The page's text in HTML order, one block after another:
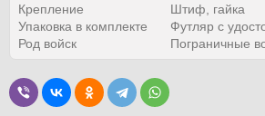
Крепление
Штиф, гайка
Упаковка в комплекте
Футляр с
Род войск
Пограничные